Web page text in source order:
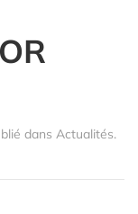
dans Actualités.